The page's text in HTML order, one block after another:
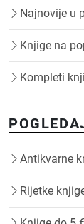
Najnovije u
Knjige na
Kompleti
Antikvarne
Rijetke